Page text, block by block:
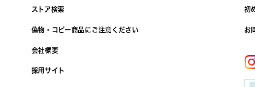
ストア検索
偽物・コピー商品にご注意ください
会社概要
採用サイト
初
お